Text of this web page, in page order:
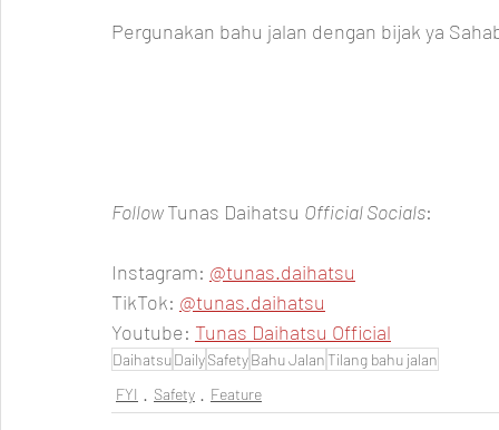
Pergunakan bahu jalan dengan bijak ya
Follow Tunas Daihatsu Official Socials:
Instagram: @tunas.daihatsu
TikTok: @tunas.daihatsu
Youtube: Tunas Daihatsu Official
DaihatsuDailySafetyBahu Jalan Tilang bahu jalan
FYI
Safety Feature